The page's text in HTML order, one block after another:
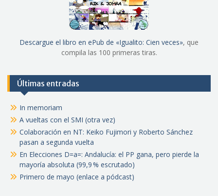
Descargue el libro en ePub de «Igualito: Cien veces», que
compila las 100 primeras tiras.
Últimas entradas
In memoriam
A vueltas con el SMI (otra vez)
Colaboración en NT: Keiko Fujimori y Roberto Sánchez
pasan a segunda vuelta
En Elecciones D=a=: Andalucía: el PP gana, pero pierde la
mayoría absoluta (99,9 % escrutado)
Primero de mayo (enlace a pódcast)